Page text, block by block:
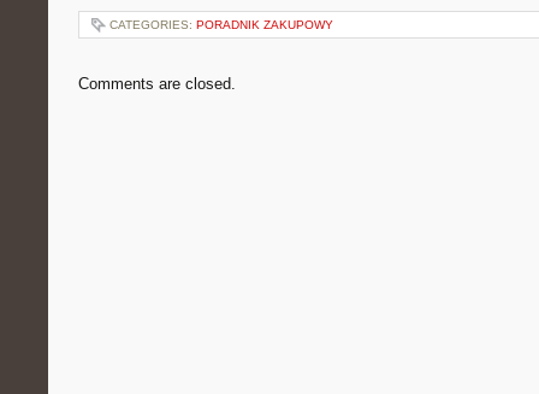
CATEGORIES: PORADNIK ZAKUPOWY
Comments are closed.